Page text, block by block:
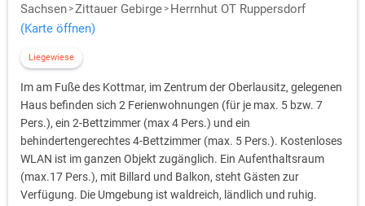
Sachsen Zittauer Gebirge
Herrnhut OT Ruppersdorf
(Karte öffnen)
Liegewiese
Im am Fuße des Kottmar, im Zentrum der Oberlausitz, gelegenen
Haus befinden sich 2 Ferienwohnungen (für je max. 5 bzw. 7
Pers.), ein 2-Bettzimmer (max 4 Pers.) und ein
behindertengerechtes 4-Bettzimmer (max. 5 Pers.). Kostenloses
WLAN ist im ganzen Objekt zugänglich. Ein Aufenthaltsraum
(max.17 Pers.), mit Billard und Balkon, steht Gästen zur
Verfügung. Die Umgebung ist waldreich, ländlich und ruhig.